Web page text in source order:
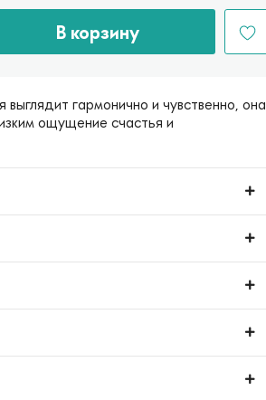
В корзину
выглядит гармонично и чувственно, она
ощущение счастья и